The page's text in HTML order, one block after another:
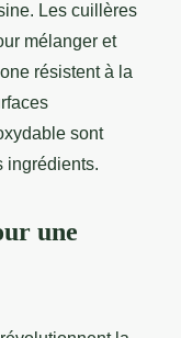
Les cuillères
mélanger et
résistent à la
sont
ingrédients.
une